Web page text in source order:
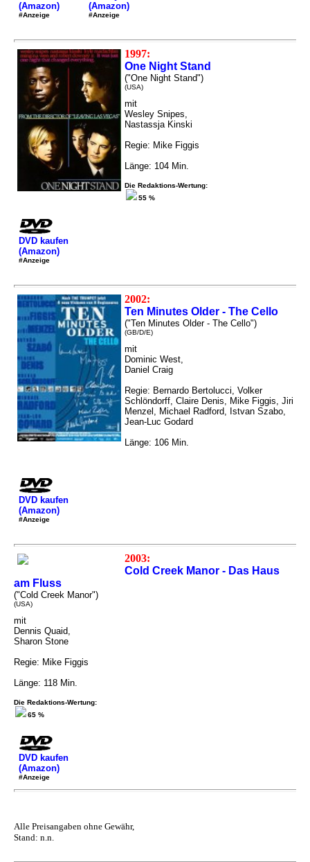
(Amazon)
#Anzeige
(Amazon)
#Anzeige
1997:
One Night Stand
("One Night Stand")
(USA)
mit
Wesley Snipes,
Nastassja Kinski
Regie: Mike Figgis
Länge: 104 Min.
Die Redaktions-Wertung:
55 %
DVD kaufen
(Amazon)
#Anzeige
2002:
Ten Minutes Older - The Cello
("Ten Minutes Older - The Cello")
(GB/D/E)
mit
Dominic West,
Daniel Craig
Regie: Bernardo Bertolucci, Volker
Schlöndorff, Claire Denis, Mike Figgis, Jiri
Menzel, Michael Radford, Istvan Szabo,
Jean-Luc Godard
Länge: 106 Min.
DVD kaufen
(Amazon)
#Anzeige
2003:
Cold Creek Manor - Das Haus
am Fluss
("Cold Creek Manor")
(USA)
mit
Dennis Quaid,
Sharon Stone
Regie: Mike Figgis
Länge: 118 Min.
Die Redaktions-Wertung:
65 %
DVD kaufen
(Amazon)
#Anzeige
Alle Preisangaben ohne Gewähr,
Stand: n.n.